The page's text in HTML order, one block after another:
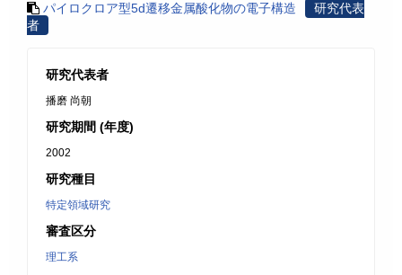
パイロクロア型5d遷移金属酸化物の電子構造
研究代表
者
研究代表者
播磨 尚朝
研究期間 (年度)
2002
研究種目
特定領域研究
審査区分
理工系